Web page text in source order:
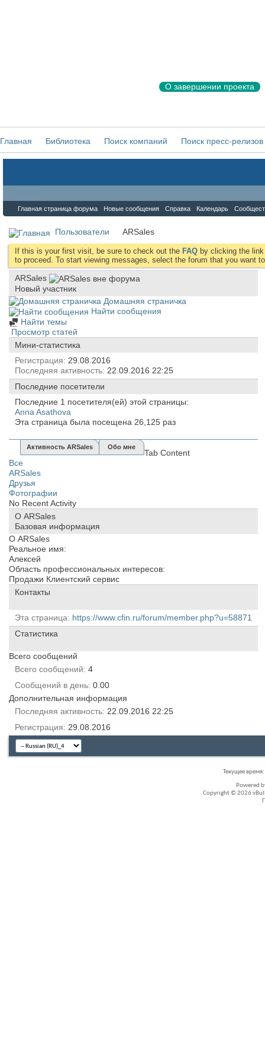
О завершении проекта
Главная Библиотека Поиск компаний Поиск пресс-релизов
Главная страница форума Новые сообщения Справка Календарь
Пользователи ARSales
If this is your first visit, be sure to check out the FAQ by clicking the
to proceed. To start viewing messages, select the forum that you want
ARSales
Новый участник
Домашняя страничка
Найти сообщения
Найти темы
Просмотр статей
Мини-статистика
Регистрация 29.08.2016
Последняя активность 22.09.2016 22:25
Последние посетители
Последние 1 посетителя(ей) этой страницы:
Anna Asathova
Эта страница была посещена 26,125 раз
Активность ARSales Обо мне
Tab Content
Все
ARSales
Друзья
Фотографии
No Recent Activity
О ARSales
Базовая информация
О ARSales
Реальное имя:
Алексей
Область профессиональных интересов:
Продажи Клиентский сервис
Контакты
Эта страница https://www.cfin.ru/forum/member.php?u=58871
Статистика
Всего сообщений
Всего сообщений 4
Сообщений в день 0.00
Дополнительная информация
Последняя активность 22.09.2016 22:25
Регистрация 29.08.2016
Текущее время:
Powered
Copyright © 2026